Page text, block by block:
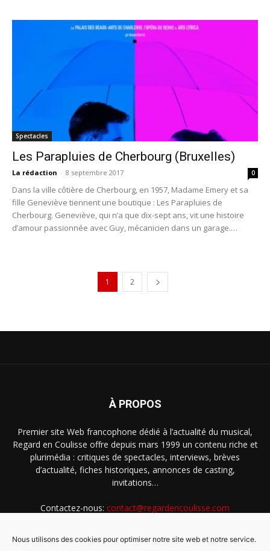
Nous utilisons des cookies pour optimiser notre site web et notre service.
Spectacles
Les Parapluies de Cherbourg (Bruxelles)
La rédaction - 8 septembre 2017 0
Dans la ville côtière de Cherbourg, en 1957, Madame Emery et sa
fille Geneviève tiennent une boutique : Les Parapluies de
Cherbourg. Geneviève, qui n’a que dix-sept ans, vit une histoire
d’amour passionnée avec Guy, mécanicien dans un garage.
1 2
À PROPOS
Premier site Web francophone dédié à l’actualité du musical,
Regard en Coulisse offre depuis mars 1999 un contenu riche et
plurimédia : critiques de spectacles, interviews, brèves
d’actualité, fiches historiques, annonces de casting,
invitations…
Contactez-nous: contact@regardencoulisse.com